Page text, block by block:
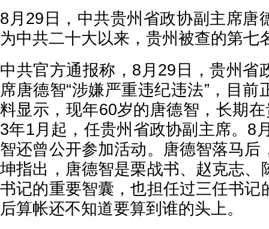
8月29日，中共贵州省政协副主席唐
为中共二十大以来，贵州被查的第七
中共官方通报称，8月29日，贵州省
席唐德智“涉嫌严重违纪违法”，目前
料显示，现年60岁的唐德智，长期
3年1月起，任贵州省政协副主席。8
智还曾公开参加活动。唐德智落马后
坤指出，唐德智是栗战书、赵克志、
书记的重要智囊，也担任过三任书记
后算帐还不知道要算到谁的头上。